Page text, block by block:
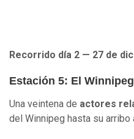
Recorrido día 2 — 27 de
Estación 5: El Winnipeg
Una veintena de actores
del Winnipeg hasta su arribo